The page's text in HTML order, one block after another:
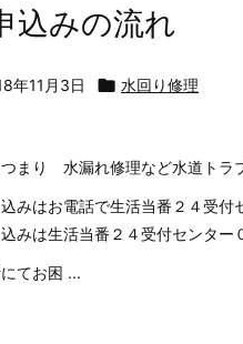
込みの流れ
年11月3日  水回り修理
つまり 水漏れ修理など水道トラ
みはお電話で生活当番２４受付
みは生活当番２４受付センター
てお困 ...